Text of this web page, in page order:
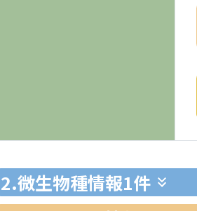
2.微生物種情報1件